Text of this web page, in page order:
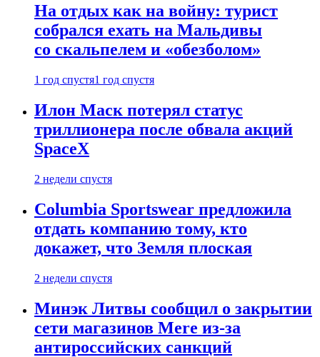
На отдых как на войну: турист
собрался ехать на Мальдивы
со скальпелем и «обезболом»
1 год спустя1 год спустя
Илон Маск потерял статус
триллионера после обвала акций
SpaceX
2 недели спустя
Columbia Sportswear предложила
отдать компанию тому, кто
докажет, что Земля плоская
2 недели спустя
Минэк Литвы сообщил о закрытии
сети магазинов Mere из-за
антироссийских санкций